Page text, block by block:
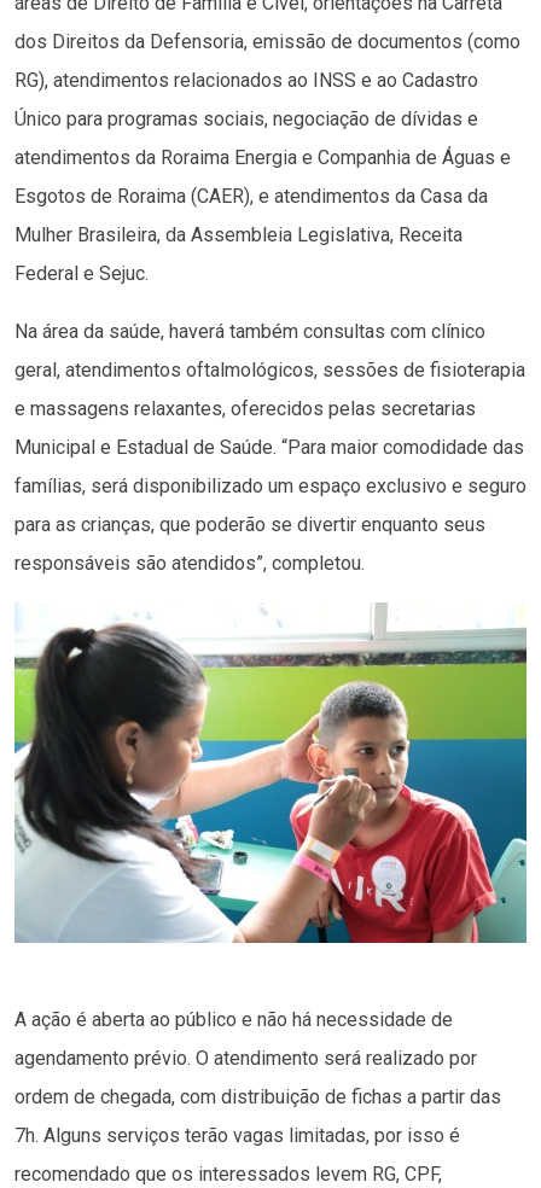
dos Direitos da Defensoria, emissão de documentos (como
RG), atendimentos relacionados ao INSS e ao Cadastro
Único para programas sociais, negociação de dívidas e
atendimentos da Roraima Energia e Companhia de Águas e
Esgotos de Roraima (CAER), e atendimentos da Casa da
Mulher Brasileira, da Assembleia Legislativa, Receita
Federal e Sejuc.
Na área da saúde, haverá também consultas com clínico
geral, atendimentos oftalmológicos, sessões de fisioterapia
e massagens relaxantes, oferecidos pelas secretarias
Municipal e Estadual de Saúde. “Para maior comodidade das
famílias, será disponibilizado um espaço exclusivo e seguro
para as crianças, que poderão se divertir enquanto seus
responsáveis são atendidos”, completou.
A ação é aberta ao público e não há necessidade de
agendamento prévio. O atendimento será realizado por
ordem de chegada, com distribuição de fichas a partir das
7h. Alguns serviços terão vagas limitadas, por isso é
recomendado que os interessados levem RG, CPF,